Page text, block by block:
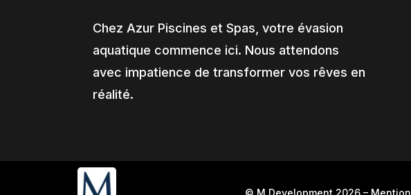
Chez Azur Piscines et Spas, votre évasion
aquatique commence ici. Nous attendons
avec impatience de transformer vos rêves en
réalité.